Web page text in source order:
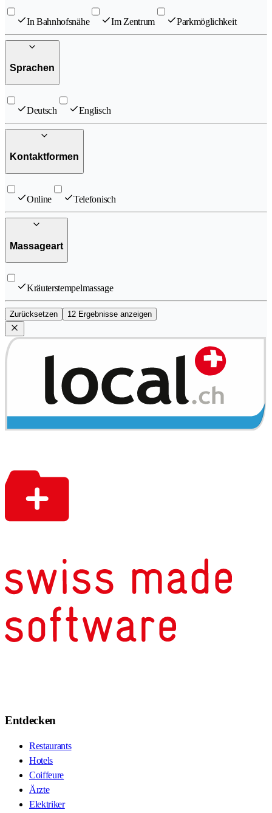
In Bahnhofsnähe Im Zentrum Parkmöglichkeit
Sprachen
Deutsch Englisch
Kontaktformen
Online Telefonisch
Massageart
Kräuterstempelmassage
Zurücksetzen 12 Ergebnisse anzeigen
Entdecken
Restaurants
Hotels
Coiffeure
Ärzte
Elektriker